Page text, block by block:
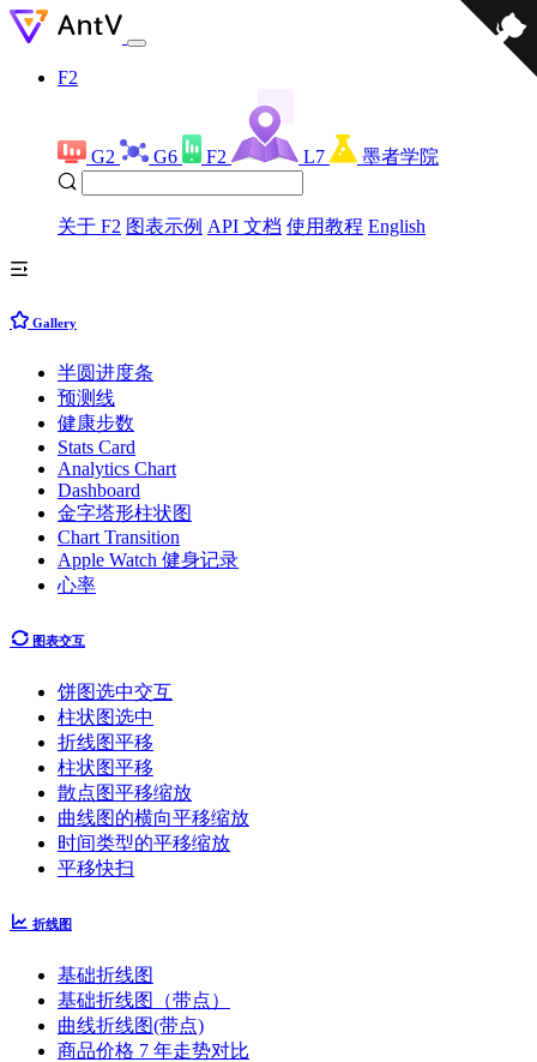
F2
G2 G6 F2 L7 墨者学院
关于 F2 图表示例 API 文档 使用教程 English
Gallery
半圆进度条
预测线
健康步数
Stats Card
Analytics Chart
Dashboard
金字塔形柱状图
Chart Transition
Apple Watch 健身记录
心率
图表交互
饼图选中交互
柱状图选中
折线图平移
柱状图平移
散点图平移缩放
曲线图的横向平移缩放
时间类型的平移缩放
平移快扫
折线图
基础折线图
基础折线图（带点）
曲线折线图(带点)
商品价格 7 年走势对比